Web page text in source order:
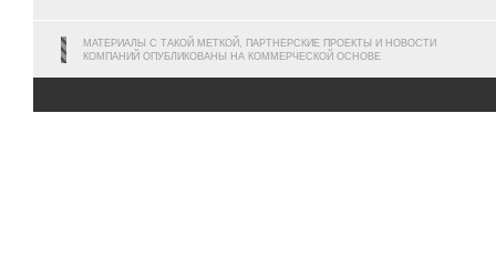
МАТЕРИАЛЫ С ТАКОЙ МЕТКОЙ, ПАРТНЕРСКИЕ ПРОЕКТЫ И НОВОСТИ
КОМПАНИЙ ОПУБЛИКОВАНЫ НА КОММЕРЧЕСКОЙ ОСНОВЕ